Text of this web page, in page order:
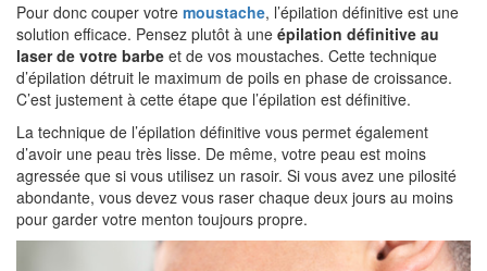
Pour donc couper votre moustache, l’épilation définitive est une
solution efficace. Pensez plutôt à une épilation définitive au
laser de votre barbe et de vos moustaches. Cette technique
d’épilation détruit le maximum de poils en phase de croissance.
C’est justement à cette étape que l’épilation est définitive.
La technique de l’épilation définitive vous permet également
d’avoir une peau très lisse. De même, votre peau est moins
agressée que si vous utilisez un rasoir. Si vous avez une pilosité
abondante, vous devez vous raser chaque deux jours au moins
pour garder votre menton toujours propre.